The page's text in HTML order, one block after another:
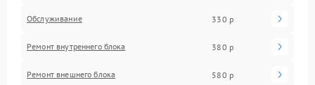
Обслуживание 330 р
Ремонт внутреннего блока 380 р
Ремонт внешнего блока 580 р